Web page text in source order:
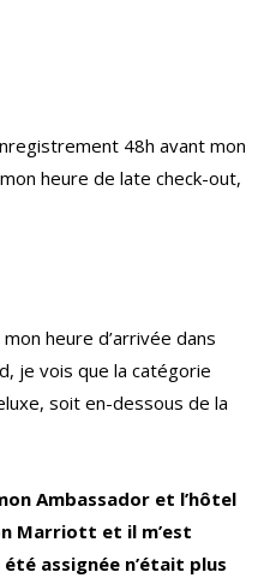
48h avant mon
heure de late check-out,
heure d’arrivée dans
je vois que la catégorie
soit en-dessous de la
Ambassador et l’hôtel
Marriott et il m’est
assignée n’était plus